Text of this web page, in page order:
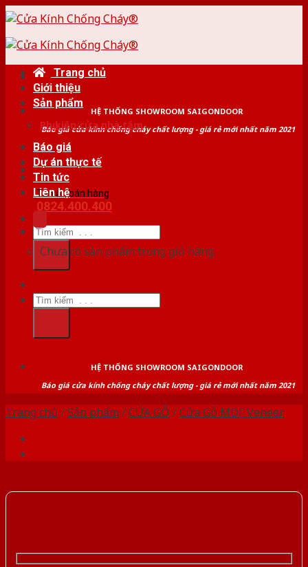
Skip
content
HỆ THỐNG SHOWROOM SAIGONDOOR
Báo giá cửa kính chống cháy chất lượng - giá rẻ mới nhất năm 2021
Tư vấn bán hàng
0824.400.400
Tìm
kiếm:
Trang chủ
Giới thiệu
Sản phẩm
Phụ kiện cửa nhà tắm
Báo giá
Dự án thực tế
Tin tức
Liên hệ
Chưa có sản phẩm trong giỏ hàng.
Tìm
kiếm:
HỆ THỐNG SHOWROOM SAIGONDOOR
Báo giá cửa kính chống cháy chất lượng - giá rẻ mới nhất năm 2021
Trang chủ /Sản phẩm /CỬA GỖ /Cửa Gỗ MDF Veneer